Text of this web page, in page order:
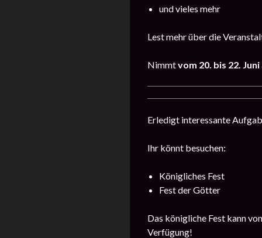
und vieles mehr
Lest mehr über die
Nimmtvom 20 . bis 22. Juni
Erledigt interessante
Ihr könnt besuchen:
Königliches Fest
Fest der Götter
Das königliche Fest kann
Verfügung!